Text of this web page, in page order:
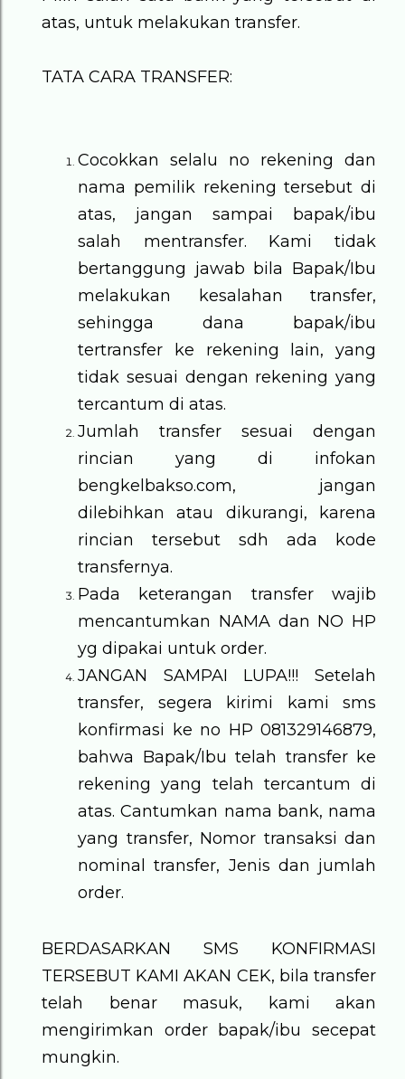
atas, untuk melakukan transfer.
TATA CARA TRANSFER:
Cocokkan selalu no rekening dan
nama pemilik rekening tersebut di
atas, jangan sampai bapak/ibu
salah mentransfer. Kami tidak
bertanggung jawab bila Bapak/Ibu
melakukan kesalahan transfer,
sehingga dana bapak/ibu
tertransfer ke rekening lain, yang
tidak sesuai dengan rekening yang
tercantum di atas.
Jumlah transfer sesuai dengan
rincian yang di infokan
bengkelbakso.com, jangan
dilebihkan atau dikurangi, karena
rincian tersebut sdh ada kode
transfernya.
Pada keterangan transfer wajib
mencantumkan NAMA dan NO HP
yg dipakai untuk order.
JANGAN SAMPAI LUPA!!! Setelah
transfer, segera kirimi kami sms
konfirmasi ke no HP 081329146879,
bahwa Bapak/Ibu telah transfer ke
rekening yang telah tercantum di
atas. Cantumkan nama bank, nama
yang transfer, Nomor transaksi dan
nominal transfer, Jenis dan jumlah
order.
BERDASARKAN SMS KONFIRMASI
TERSEBUT KAMI AKAN CEK, bila transfer
telah benar masuk, kami akan
mengirimkan order bapak/ibu secepat
mungkin.